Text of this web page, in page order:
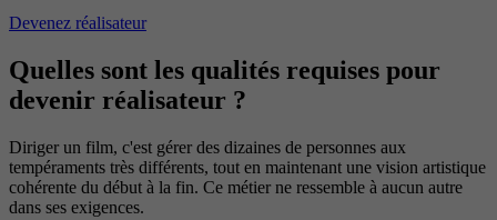
Devenez réalisateur
Quelles sont les qualités requises pour
devenir réalisateur ?
Diriger un film, c'est gérer des dizaines de personnes aux
tempéraments très différents, tout en maintenant une vision artistique
cohérente du début à la fin. Ce métier ne ressemble à aucun autre
dans ses exigences.